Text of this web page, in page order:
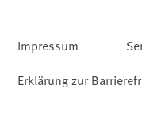
Impressum
Erklärung zur